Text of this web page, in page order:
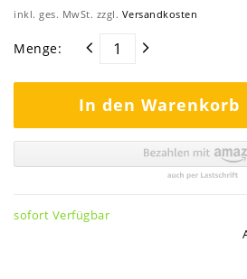
inkl. ges. MwSt. zzgl. Versandkosten
Menge:
In den Warenkorb
sofort Verfügbar